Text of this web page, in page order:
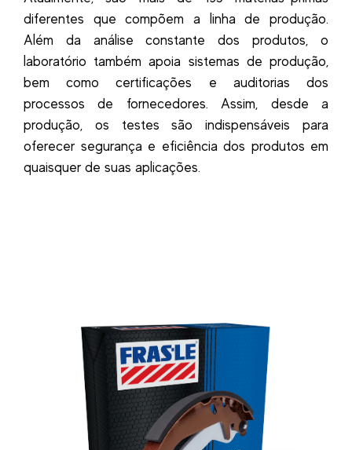
diferentes que compõem a linha de produção.
Além da análise constante dos produtos, o
laboratório também apoia sistemas de produção,
bem como certificações e auditorias dos
processos de fornecedores. Assim, desde a
produção, os testes são indispensáveis para
oferecer segurança e eficiência dos produtos em
quaisquer de suas aplicações.